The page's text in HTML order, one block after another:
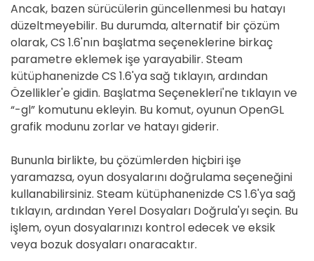
Ancak, bazen sürücülerin güncellenmesi bu hatayı
düzeltmeyebilir. Bu durumda, alternatif bir çözüm
olarak, CS 1.6'nın başlatma seçeneklerine birkaç
parametre eklemek işe yarayabilir. Steam
kütüphanenizde CS 1.6'ya sağ tıklayın, ardından
Özellikler'e gidin. Başlatma Seçenekleri'ne tıklayın ve
“-gl” komutunu ekleyin. Bu komut, oyunun OpenGL
grafik modunu zorlar ve hatayı giderir.
Bununla birlikte, bu çözümlerden hiçbiri işe
yaramazsa, oyun dosyalarını doğrulama seçeneğini
kullanabilirsiniz. Steam kütüphanenizde CS 1.6'ya sağ
tıklayın, ardından Yerel Dosyaları Doğrula'yı seçin. Bu
işlem, oyun dosyalarınızı kontrol edecek ve eksik
veya bozuk dosyaları onaracaktır.